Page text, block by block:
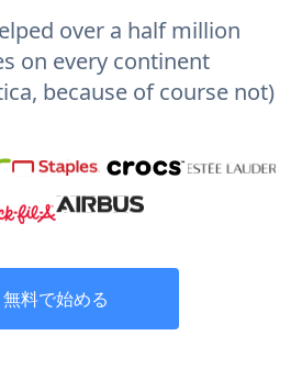
over a half million
on every continent
because of course not)
無料で始める